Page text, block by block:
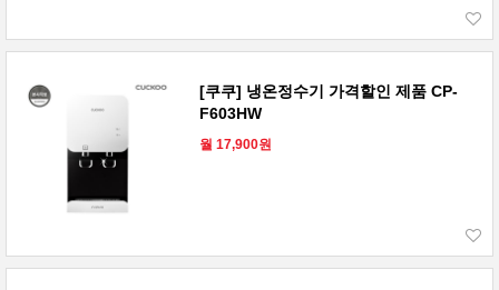
[쿠쿠] 냉온정수기 가격할인 제품 CP-
F603HW
월 17,900원